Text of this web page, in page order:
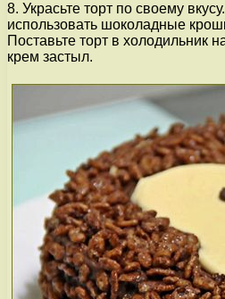
8. Украсьте торт по своему
использовать шоколадные
Поставьте торт в холодильник
крем застыл.